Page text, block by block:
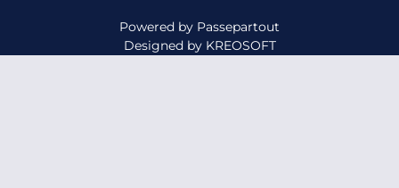
Powered by Passepartout
Designed by KREOSOFT